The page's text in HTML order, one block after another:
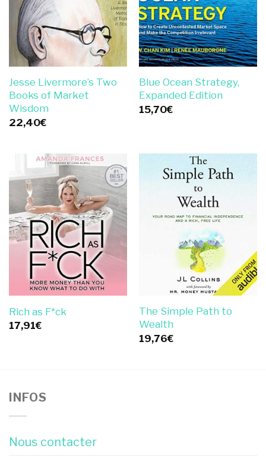
Jesse Livermore’s Two
Books of Market
Wisdom
22,40€
Blue Ocean Strategy,
Expanded Edition
15,70€
Rich as F*ck
17,91€
The Simple Path to
Wealth
19,76€
INFOS
Nous contacter